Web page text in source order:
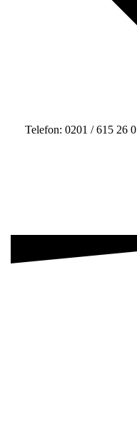
Telefon: 0201 / 615 26 0